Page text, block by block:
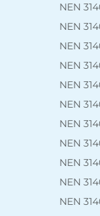
NEN
NEN
NEN
NEN
NEN
NEN
NEN
NEN
NEN
NEN
NEN